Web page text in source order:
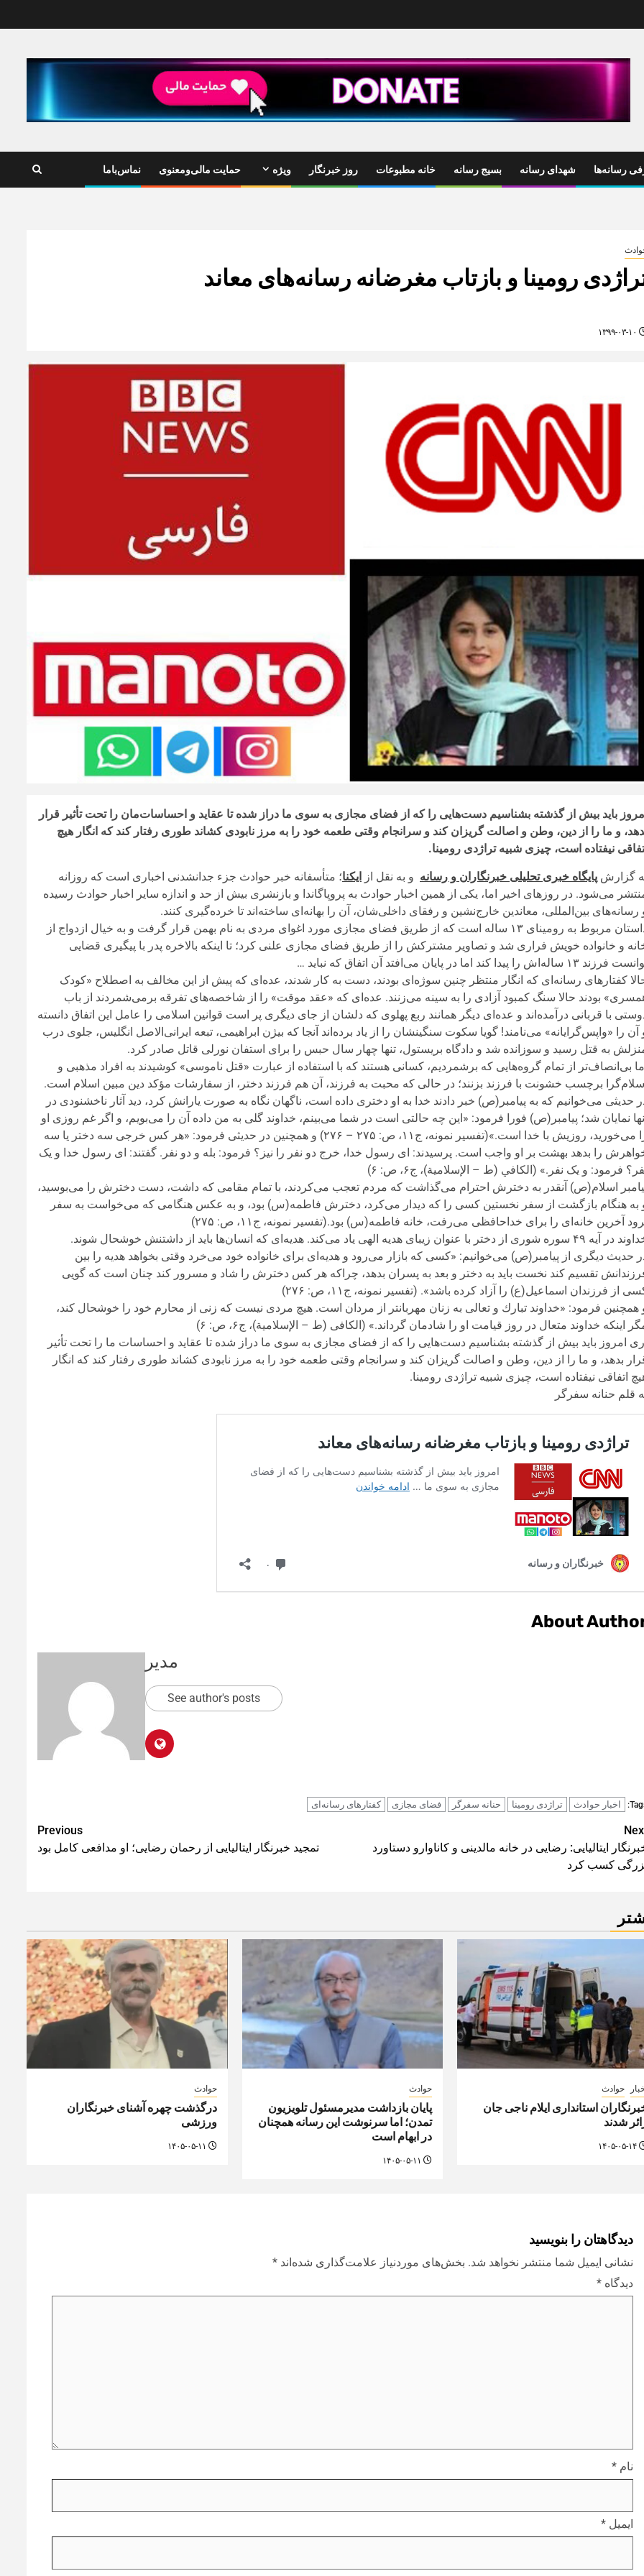
رسانه‌ها شهدای رسانه بسیج رسانه خانه مطبوعات روز خبرنگار ویژه حمایت مالی‌ومعنوی نماس‌باما
رومینا و بازتاب مغرضانه رسانه‌های معاند
باید بیش از گذشته بشناسیم دست‌هایی را که از فضای مجازی به سوی ما دراز شده تا عقاید و احساسات‌مان را تحت تأثیر قرار
و ما را از دین، وطن و اصالت گریزان کند و سرانجام وقتی طعمه خود را به مرز نابودی کشاند طوری رفتار کند که انگار هیچ
نیفتاده است، چیزی شبیه تراژدی رومینا.
گزارش پایگاه خبری تحلیلی خبرنگاران و رسانه و به نقل از ایکنا؛ متأسفانه خبر حوادث جزء جدانشدنی اخباری است که روزانه
می‌شود. در روزهای اخیر اما، یکی از همین اخبار حوادث به پروپاگاندا و بازنشری بیش از حد و اندازه سایر اخبار حوادث رسیده
رسانه‌های بین‌المللی، معاندین خارج‌نشین و رفقای داخلی‌شان، آن را بهانه‌ای ساخته‌اند تا خرده‌گیری کنند.
داستان مربوط به رومینای ۱۳ ساله است که از طریق فضای مجازی مورد اغوای مردی به نام بهمن قرار گرفت و به خیال ازدواج از
و خانواده‌ خویش فراری شد و تصاویر مشترکش را از طریق فضای مجازی علنی کرد؛ تا اینکه بالاخره پدر با پیگیری قضایی
فرزند ۱۳ ساله‌اش را پیدا کند اما در پایان می‌افتد آن اتفاق که نباید …
کفتارهای رسانه‌ای که انگار منتظر چنین سوژه‌ای بودند، دست به کار شدند، عده‌ای که پیش از این مخالف به اصطلاح «کودک
بودند حالا سنگ کمبود آزادی را به سینه می‌زنند. عده‌ای که «عقد موقت» را از شاخصه‌های تفرقه برمی‌شمردند از باب
با قربانی درآمده‌اند و عده‌ای دیگر همانند ربع پهلوی که دلشان از جای دیگری پر است قوانین اسلامی را عامل این اتفاق دانسته
آن را «واپس‌گرایانه» می‌نامند! گویا سکوت سنگینشان را از یاد برده‌اند آنجا که بیژن ابراهیمی، تبعه ایرانی‌الاصل انگلیس، جلوی درب
به قتل رسید و سوزانده شد و دادگاه بریستول، تنها چهار سال حبس را برای استفان نورلی قاتل صادر کرد.
بی‌انصاف‌تر از تمام گروه‌هایی که برشمردیم، کسانی هستند که با استفاده از عبارت «قتل ناموسی» کوشیدند به افراد مذهبی و
برچسب خشونت با فرزند بزنند؛ در حالی که محبت به فرزند، آن هم فرزند دختر، از سفارشات مؤکد دین مبین اسلام است.
حديثى می‌خوانيم كه به پيامبر(ص) خبر دادند خدا به او دخترى داده است، ناگهان نگاه به صورت يارانش كرد، ديد آثار ناخشنودى در
نمايان شد؛ پيامبر(ص) فورا فرمود: «اين چه حالتى است در شما می‌بينم، خداوند گلى به من داده آن را می‌بويم، و اگر غم روزى او
را می‌خوريد، روزيش با خدا است.»(تفسير نمونه، ج‏۱۱، ص: ۲۷۵ – ۲۷۶) و همچنین در حدیثی فرمود: «هر کس خرجى سه دختر یا سه
را بدهد بهشت بر او واجب است. پرسیدند: اى رسول خدا، خرج دو نفر را نیز؟ فرمود: بله و دو نفر. گفتند: اى رسول خدا و یک
فرمود: و یک نفر.» (الكافي (ط – الإسلامية)، ج‏۶، ص: ۶)
اسلام(ص) آنقدر به دخترش احترام می‌گذاشت كه مردم تعجب می‌كردند، با تمام مقامى كه داشت، دست دخترش را می‌بوسيد،
به هنگام بازگشت از سفر نخستين كسى را كه ديدار می‌كرد، دخترش فاطمه(س) بود، و به عكس هنگامى كه می‌خواست به سفر
آخرين خانه‏‌اى را برای خداحافظى می‌رفت، خانه فاطمه(س) بود.(تفسير نمونه، ج‏۱۱، ص: ۲۷۵)
۴۹ سوره شوری از دختر با عنوان زیبای هدیه الهی یاد می‌کند. هدیه‌ای که انسان‌ها باید از داشتنش خوشحال شوند.
حديث ديگرى از پيامبر(ص) می‌خوانيم‏: «كسى كه بازار می‌رود و هدیه‌اى براى خانواده خود می‌خرد وقتی بخواهد هدیه را بین
تقسيم كند نخست بايد به دختر و بعد به پسران بدهد، چراكه هر كس دخترش را شاد و مسرور كند چنان است كه گويى
از فرزندان اسماعيل(ع) را آزاد كرده باشد». (تفسير نمونه، ج‏۱۱، ص: ۲۷۶)
همچنین فرمود: «خداوند تبارك و تعالى به زنان مهربانتر از مردان است. هيچ مردى نيست كه زنى از محارم خود را خوشحال کند،
اينكه خداوند متعال در روز قيامت او را شادمان گرداند.» (الكافی (ط – الإسلامية)، ج‏۶، ص: ۶)
امروز باید بیش از گذشته بشناسیم دست‌هایی را که از فضای مجازی به سوی ما دراز شده تا عقاید و احساسات ما را تحت تأثیر
بدهد، و ما را از دین، وطن و اصالت گریزان کند و سرانجام وقتی طعمه خود را به مرز نابودی کشاند طوری رفتار کند که انگار
اتفاقی نیفتاده است، چیزی شبیه تراژدی رومینا.
قلم حنانه سفرگر
About
مدیر
See author's posts
اخبار حوادث تراژدی رومینا حنانه سفرگر فضای مجازی کفتارهای رسانه‌ای
Previous
تمجید خبرنگار ایتالیایی از رحمان رضایی؛ او مدافعی کامل بود
ایتالیایی: رضایی در خانه مالدینی و کاناوارو دستاورد
کسب کرد
حوادث
استانداری ایلام ناجی جان
شدند
حوادث
پایان بازداشت مدیرمسئول تلویزیون
تمدن؛ اما سرنوشت این رسانه همچنان
در ابهام است
۱۴۰۵-۰۵-۱۱
حوادث
درگذشت چهره آشنای خبرنگاران
ورزشی
دیدگاهتان را بنویسید
نشانی ایمیل شما منتشر نخواهد شد. بخش‌های موردنیاز علامت‌گذاری شده‌اند *
دیدگاه *
نام *
ایمیل *